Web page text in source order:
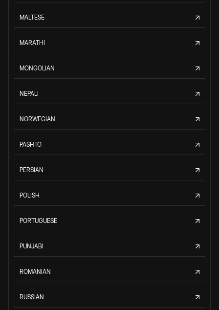
MALTESE
MARATHI
MONGOLIAN
NEPALI
NORWEGIAN
PASHTO
PERSIAN
POLISH
PORTUGUESE
PUNJABI
ROMANIAN
RUSSIAN